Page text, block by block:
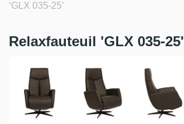
‘GLX 035-25’
Relaxfauteuil 'GLX 035-25'